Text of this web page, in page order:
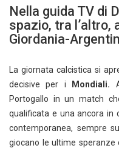
Nella guida TV di
spazio, tra l’altro,
Giordania-
La giornata calcistica si
decisive per i
Mondiali.
Portogallo in un match
qualificata e una ancora in
contemporanea, sempre
giocano le ultime speranze